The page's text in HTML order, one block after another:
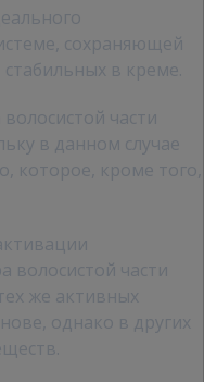
сохраняющей
в креме.
части
в данном случае
которое, кроме того,
волосистой части
же активных
однако в других